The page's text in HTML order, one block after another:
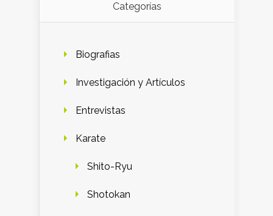
Categorías
Biografias
Investigación y Artículos
Entrevistas
Karate
Shito-Ryu
Shotokan